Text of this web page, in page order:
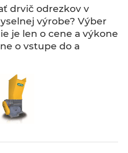
drvič odrezkov v
výrobe? Výber
je len o cene a výkone
o vstupe do a